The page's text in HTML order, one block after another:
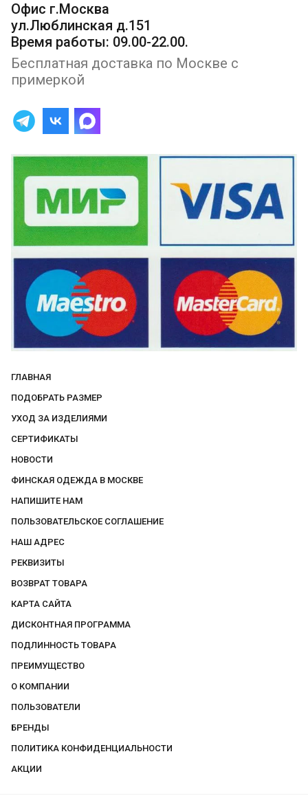
Офис г.Москва
ул.Люблинская д.151
Время работы: 09.00-22.00.
Бесплатная доставка по Москве с
примеркой
ГЛАВНАЯ
ПОДОБРАТЬ РАЗМЕР
УХОД ЗА ИЗДЕЛИЯМИ
СЕРТИФИКАТЫ
НОВОСТИ
ФИНСКАЯ ОДЕЖДА В МОСКВЕ
НАПИШИТЕ НАМ
ПОЛЬЗОВАТЕЛЬСКОЕ СОГЛАШЕНИЕ
НАШ АДРЕС
РЕКВИЗИТЫ
ВОЗВРАТ ТОВАРА
КАРТА САЙТА
ДИСКОНТНАЯ ПРОГРАММА
ПОДЛИННОСТЬ ТОВАРА
ПРЕИМУЩЕСТВО
О КОМПАНИИ
ПОЛЬЗОВАТЕЛИ
БРЕНДЫ
ПОЛИТИКА КОНФИДЕНЦИАЛЬНОСТИ
АКЦИИ